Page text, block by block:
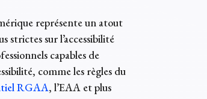
représente un atout
strictes sur l’accessibilité
capables de
comme les règles du
RGAA, l’EAA et plus